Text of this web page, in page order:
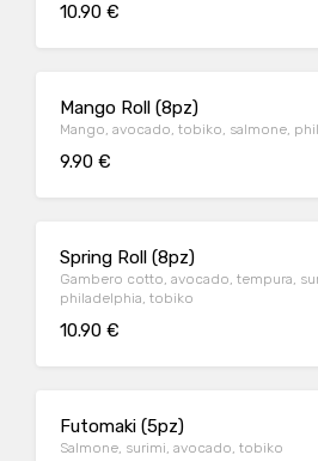
10.90 €
Mango Roll (8pz)
Mango, avocado, tobiko, salmone,
9.90 €
Spring Roll (8pz)
Gambero cotto, avocado, tempura,
philadelphia, tobiko
10.90 €
Futomaki (5pz)
Salmone, surimi, avocado, tobiko